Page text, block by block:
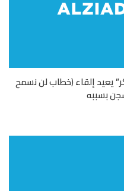
يعيد إلقاء (خطاب لن نسمح
بسببه